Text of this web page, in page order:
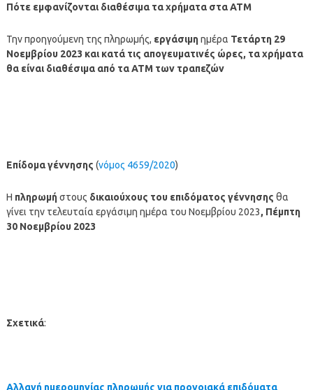
Πότε εμφανίζονται διαθέσιμα τα χρήματα στα ΑΤΜ
Την προηγούμενη της πληρωμής, εργάσιμηημέρα Τετάρτη 29
Νοεμβρίου2023 και κατά τις απογευματινές ώρες, τα χρήματα
θα είναι διαθέσιμα από τα ΑΤΜ των τραπεζών
Επίδομα γέννησης (νόμος 4659/2020)
Η πληρωμήστους δικαιούχους του επιδόματος γέννησης θα
γίνει την τελευταία εργάσιμη ημέρα του Νοεμβρίου 2023, Πέμπτη
30 Νοεμβρίου 2023
Σχετικά:
Αλλαγή ημερομηνίας πληρωμής για προνοιακά επιδόματα